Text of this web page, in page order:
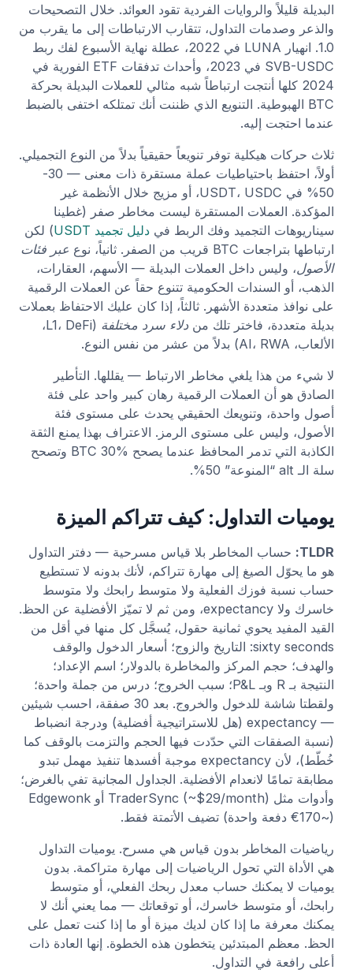
البديلة قليلاً والروايات الفردية تقود العوائد. خلال التصحيحات
والذعر وصدمات التداول، تتقارب الارتباطات إلى ما يقرب من
1.0. انهيار LUNA في 2022، عطلة نهاية الأسبوع لفك ربط
SVB-USDC في 2023، وأحداث تدفقات ETF الفورية في
2024 كلها أنتجت ارتباطاً شبه مثالي للعملات البديلة بحركة
BTC الهبوطية. التنويع الذي ظننت أنك تمتلكه اختفى بالضبط
عندما احتجت إليه.
ثلاث حركات هيكلية توفر تنويعاً حقيقياً بدلاً من النوع التجميلي.
أولاً، احتفظ باحتياطيات عملة مستقرة ذات معنى — 30-
50% في USDT، USDC، أو مزيج خلال الأنظمة غير
المؤكدة. العملات المستقرة ليست مخاطر صفر (غطينا
سيناريوهات التجميد وفك الربط في دليل تجميد USDT
) لكن
ارتباطها بتراجعات BTC قريب من الصفر. ثانياً، نوع
عبر فئات
الأصول، وليس داخل العملات البديلة — الأسهم، العقارات،
الذهب، أو السندات الحكومية تتنوع حقاً عن العملات الرقمية
على نوافذ متعددة الأشهر. ثالثاً، إذا كان عليك الاحتفاظ بعملات
بديلة متعددة، فاختر تلك من دلاء سرد مختلفة
(L1، DeFi،
الألعاب، AI، RWA) بدلاً من عشر من نفس النوع.
لا شيء من هذا يلغي مخاطر الارتباط — يقللها. التأطير
الصادق هو أن العملات الرقمية رهان كبير واحد على فئة
أصول واحدة، وتنويعك الحقيقي يحدث على مستوى فئة
الأصول، وليس على مستوى الرمز. الاعتراف بهذا يمنع الثقة
الكاذبة التي تدمر المحافظ عندما يصحح BTC 30% وتصحح
سلة الـ alt “المنوعة” 50%.
يوميات التداول: كيف تتراكم الميزة
TLDR: حساب المخاطر بلا قياس مسرحية — دفتر التداول
هو ما يحوّل الصيغ إلى مهارة تتراكم، لأنك بدونه لا تستطيع
حساب نسبة فوزك الفعلية ولا متوسط رابحك ولا متوسط
خاسرك ولا expectancy، ومن ثم لا تميّز الأفضلية عن الحظ.
القيد المفيد يحوي ثمانية حقول، يُسجَّل كل منها في أقل من
sixty seconds: التاريخ والزوج؛ أسعار الدخول والوقف
والهدف؛ حجم المركز والمخاطرة بالدولار؛ اسم الإعداد؛
النتيجة بـ R وبـ P&L؛ سبب الخروج؛ درس من جملة واحدة؛
ولقطتا شاشة للدخول والخروج. بعد 30 صفقة، احسب شيئين
— expectancy (هل للاستراتيجية أفضلية) ودرجة انضباط
(نسبة الصفقات التي حدّدت فيها الحجم والتزمت بالوقف كما
خُطّط)، لأن expectancy موجبة أفسدها تنفيذ مهمل تبدو
مطابقة تمامًا لانعدام الأفضلية. الجداول المجانية تفي بالغرض؛
وأدوات مثل TraderSync (~$29/month) أو Edgewonk
(~€170 دفعة واحدة) تضيف الأتمتة فقط.
رياضيات المخاطر بدون قياس هي مسرح. يوميات التداول
هي الأداة التي تحول الرياضيات إلى مهارة متراكمة. بدون
يوميات لا يمكنك حساب معدل ربحك الفعلي، أو متوسط
رابحك، أو متوسط خاسرك، أو توقعاتك — مما يعني أنك لا
يمكنك معرفة ما إذا كان لديك ميزة أو ما إذا كنت تعمل على
الحظ. معظم المبتدئين يتخطون هذه الخطوة. إنها العادة ذات
أعلى رافعة في التداول.